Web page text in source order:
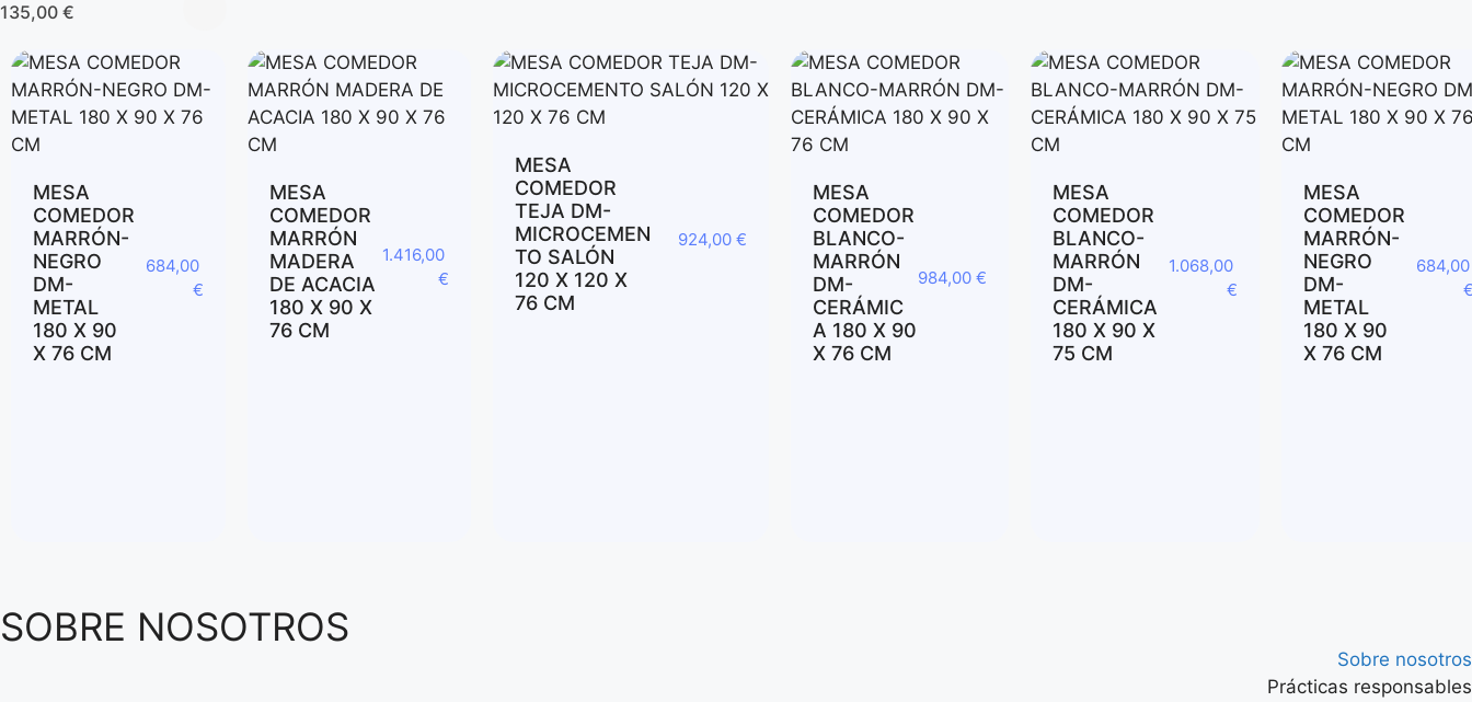
135,00 €
MESA
COMEDOR
MARRÓN-
NEGRO
DM-
METAL
180 X 90
X 76 CM
684,00
€
MESA
COMEDOR
MARRÓN
MADERA
DE ACACIA
180 X 90 X
76 CM
1.416,00
€
MESA
COMEDOR
TEJA DM-
MICROCEMEN
TO SALÓN
120 X 120 X
76 CM
924,00 €
MESA
COMEDOR
BLANCO-
MARRÓN
DM-
CERÁMIC
A 180 X 90
X 76 CM
984,00 €
MESA
COMEDOR
BLANCO-
MARRÓN
DM-
CERÁMICA
180 X 90 X
75 CM
1.068,00
€
MESA
COMEDOR
MARRÓN-
NEGRO
DM-
METAL
180 X 90
X 76 CM
SOBRE NOSOTROS
Sobre nosotros
Prácticas responsables